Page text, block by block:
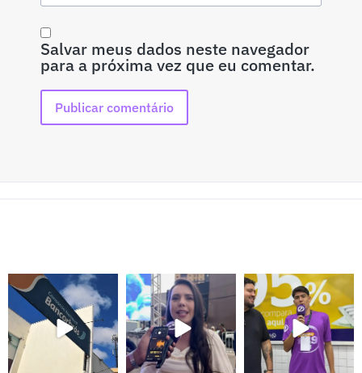
Salvar meus dados neste navegador
para a próxima vez que eu comentar.